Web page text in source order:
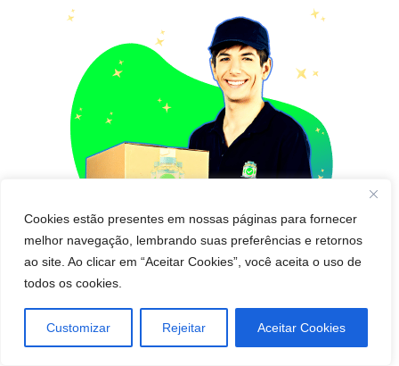
Cookies estão presentes em nossas páginas para fornecer
melhor navegação, lembrando suas preferências e retornos
ao site. Ao clicar em “Aceitar Cookies”, você aceita o uso de
todos os cookies.
Customizar Rejeitar Aceitar Cookies
Pedido de cápsula emagrecedora para Entregar
em Assú! Pague Depois de Receber